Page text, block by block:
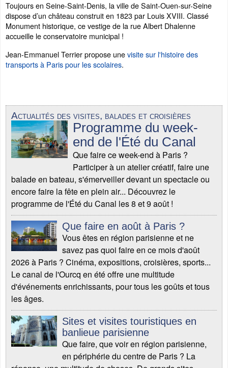
Toujours en Seine-Saint-Denis, la ville de Saint-Ouen-sur-Seine
dispose d’un château construit en 1823 par Louis XVIII. Classé
Monument historique, ce vestige de la rue Albert Dhalenne
accueille le conservatoire municipal !
Jean-Emmanuel Terrier propose unevisite sur l'histoire des
transports à Paris pour les scolaires.
Actualités des visites, balades et croisières
Programme du week-
end de l'Été du Canal
Que faire ce week-end à Paris ?
Participer à un atelier créatif, faire une
balade en bateau, s'émerveiller devant un spectacle ou
encore faire la fête en plein air... Découvrez le
programme de l'Été du Canal les 8 et 9 août !
Que faire en août à Paris ?
Vous êtes en région parisienne et ne
savez pas quoi faire en ce mois d'août
2026 à Paris ? Cinéma, expositions, croisières, sports...
Le canal de l'Ourcq en été offre une multitude
d'événements enrichissants, pour tous les goûts et tous
les âges.
Sites et visites touristiques en
banlieue parisienne
Que faire, que voir en région parisienne,
en périphérie du centre de Paris ? La